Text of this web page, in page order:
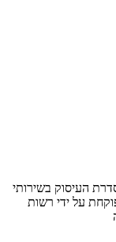
העיסוק בשירותי
2023 ולכן אינה מפוקחת על ידי רשות